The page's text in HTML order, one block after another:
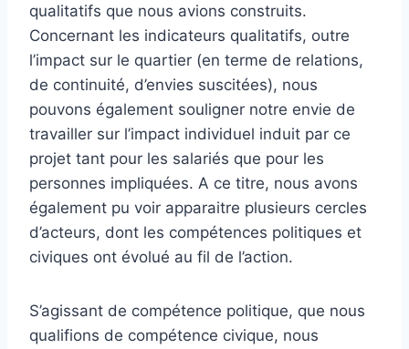
qualitatifs que nous avions construits.
Concernant les indicateurs qualitatifs, outre
l’impact sur le quartier (en terme de relations,
de continuité, d’envies suscitées), nous
pouvons également souligner notre envie de
travailler sur l’impact individuel induit par ce
projet tant pour les salariés que pour les
personnes impliquées. A ce titre, nous avons
également pu voir apparaitre plusieurs cercles
d’acteurs, dont les compétences politiques et
civiques ont évolué au fil de l’action.
S’agissant de compétence politique, que nous
qualifions de compétence civique, nous